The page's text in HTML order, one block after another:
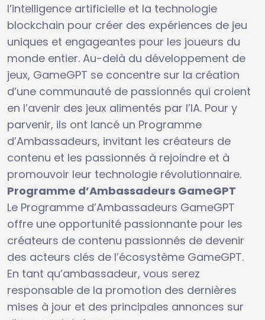
l’intelligence artificielle et la technologie
blockchain pour créer des expériences de jeu
uniques et engageantes pour les joueurs du
monde entier. Au-delà du développement de
jeux, GameGPT se concentre sur la création
d’une communauté de passionnés qui croient
en l’avenir des jeux alimentés par l’IA. Pour y
parvenir, ils ont lancé un Programme
d’Ambassadeurs, invitant les créateurs de
contenu et les passionnés à rejoindre et à
promouvoir leur technologie révolutionnaire.
Programme d’Ambassadeurs GameGPT
Le Programme d’Ambassadeurs GameGPT
offre une opportunité passionnante pour les
créateurs de contenu passionnés de devenir
des acteurs clés de l’écosystème GameGPT.
En tant qu’ambassadeur, vous serez
responsable de la promotion des dernières
mises à jour et des principales annonces sur